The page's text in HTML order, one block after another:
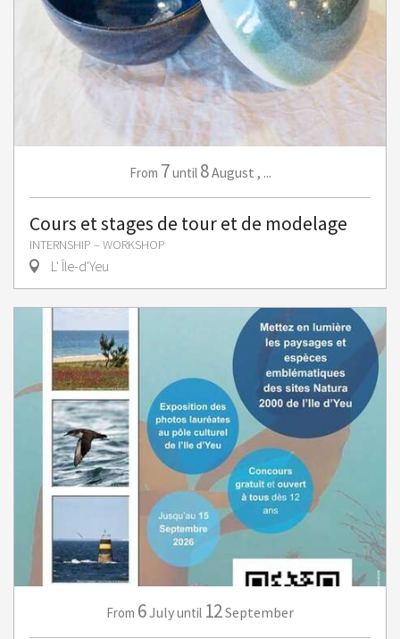
From 7until 8August , ...
Cours et stages de tour et de modelage
INTERNSHIP – WORKSHOP
L' Île-d'Yeu
From 6Julyuntil 12September